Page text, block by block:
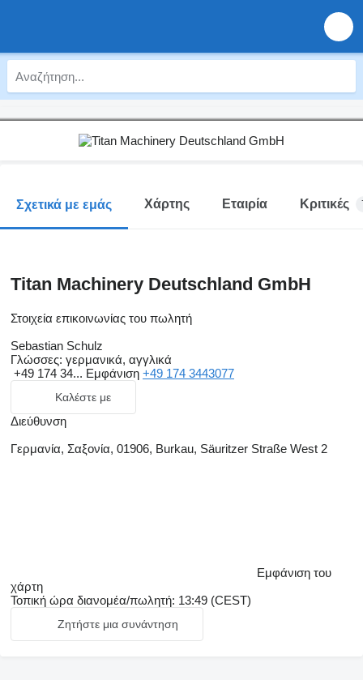
Σχετικά με εμάς Χάρτης Εταιρία Κριτικές
Titan Machinery Deutschland GmbH
Στοιχεία επικοινωνίας του πωλητή
Sebastian Schulz
Γλώσσες: γερμανικά, αγγλικά
+49 174 34... Εμφάνιση +49 174 3443077
Καλέστε με
Διεύθυνση
Γερμανία, Σαξονία, 01906, Burkau, Säuritzer Straße West 2
Εμφάνιση του
χάρτη
Τοπική ώρα διανομέα/πωλητή: 13:49 (CEST)
Ζητήστε μια συνάντηση